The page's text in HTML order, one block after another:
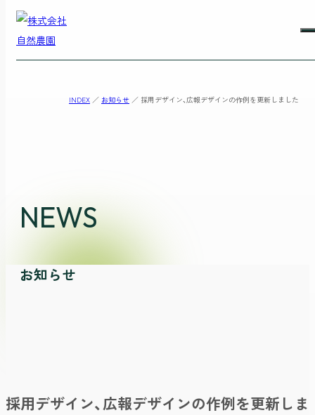
INDEX ／ お知らせ ／ 採用デザイン、広報デザインの作例を更新しました
NEWS
お知らせ
採用デザイン、広報デザインの作例を更新しま